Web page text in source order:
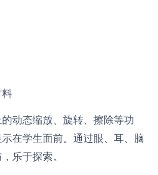
动态缩放、旋转、擦除等功
在学生面前。通过眼、耳、脑
乐于探索。